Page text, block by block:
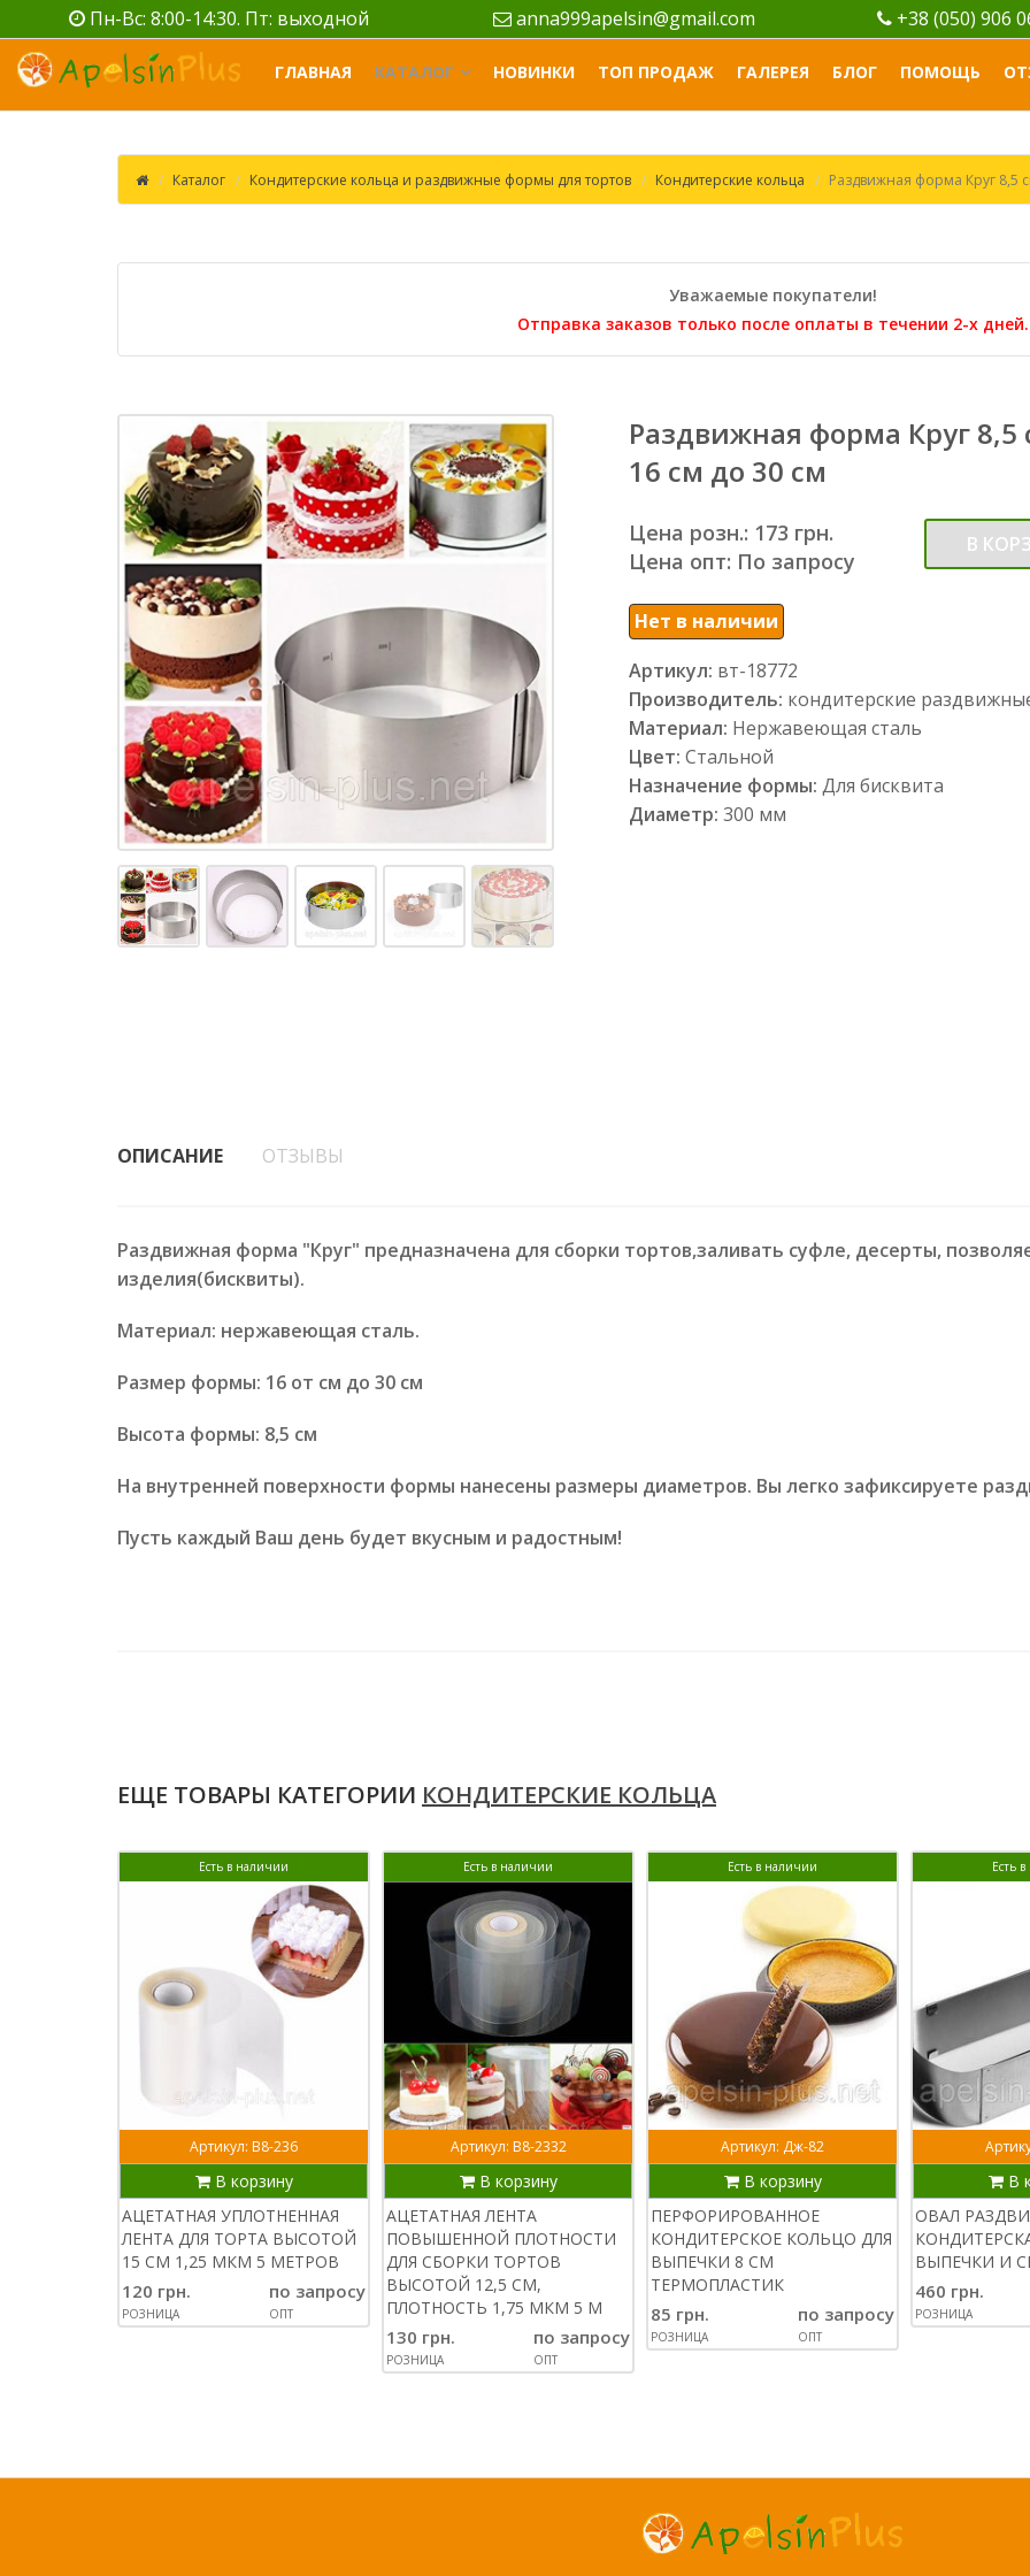
Пн-Вс: 8:00-14:30. Пт: выходной anna999apelsin@gmail.com +38 (050) 906
ГЛАВНАЯ КАТАЛОГ НОВИНКИ ТОП ПРОДАЖ ГАЛЕРЕЯ БЛОГ ПОМОЩЬ
Каталог Кондитерские кольца и раздвижные формы для тортов Кондитерские кольца Раздвижная форма Круг 8,5
Уважаемые покупатели!
Отправка заказов только после оплаты в течении 2-х дней.
Раздвижная форма Круг 8,5
16 см до 30 см
Цена розн.: 173 грн.
Цена опт: По запросу
В
Нет в наличии
Артикул: вт-18772
Производитель: кондитерские
Материал: Нержавеющая сталь
Цвет: Стальной
Назначение формы: Для бисквита
Диаметр: 300 мм
ОПИСАНИЕ ОТЗЫВЫ
Раздвижная форма "Круг" предназначена для сборки тортов,заливать суфле, десерты,
изделия(бисквиты).
Материал: нержавеющая сталь.
Размер формы: 16 от см до 30 см
Высота формы: 8,5 см
На внутренней поверхности формы нанесены размеры диаметров. Вы легко зафиксируете
Пусть каждый Ваш день будет вкусным и радостным!
ЕЩЕ ТОВАРЫ КАТЕГОРИИ КОНДИТЕРСКИЕ КОЛЬЦА
Есть в наличии
Артикул: В8-236
В корзину
АЦЕТАТНАЯ УПЛОТНЕННАЯ
ЛЕНТА ДЛЯ ТОРТА ВЫСОТОЙ
15 СМ 1,25 МКМ 5 МЕТРОВ
120 грн.
РОЗНИЦА
по запросу
ОПТ
Есть в наличии
Артикул: В8-2332
В корзину
АЦЕТАТНАЯ ЛЕНТА
ПОВЫШЕННОЙ ПЛОТНОСТИ
ДЛЯ СБОРКИ ТОРТОВ
ВЫСОТОЙ 12,5 СМ,
ПЛОТНОСТЬ 1,75 МКМ 5 М
130 грн.
РОЗНИЦА
по запросу
ОПТ
Есть в наличии
Артикул: Дж-82
В корзину
ПЕРФОРИРОВАННОЕ
КОНДИТЕРСКОЕ КОЛЬЦО ДЛЯ
ВЫПЕЧКИ 8 СМ
ТЕРМОПЛАСТИК
85 грн.
РОЗНИЦА
по запросу
ОПТ
Есть
В
ОВАЛ
ВЫПЕЧКИ И
460 грн.
РОЗНИЦА